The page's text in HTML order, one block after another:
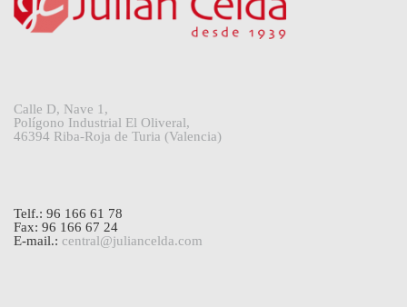
Calle D, Nave 1,
Polígono Industrial El Oliveral,
46394 Riba-Roja de Turia (Valencia)
Telf.: 96 166 61 78
Fax: 96 166 67 24
E-mail.: central@juliancelda.com